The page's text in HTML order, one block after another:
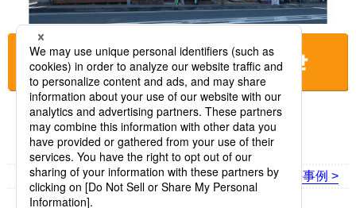
お店に電話をする
< 前の事例 次の事例 >